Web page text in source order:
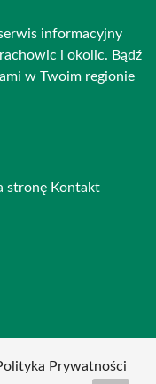
informacyjny
i okolic. Bądź
w Twoim regionie
stronę Kontakt
Prywatności